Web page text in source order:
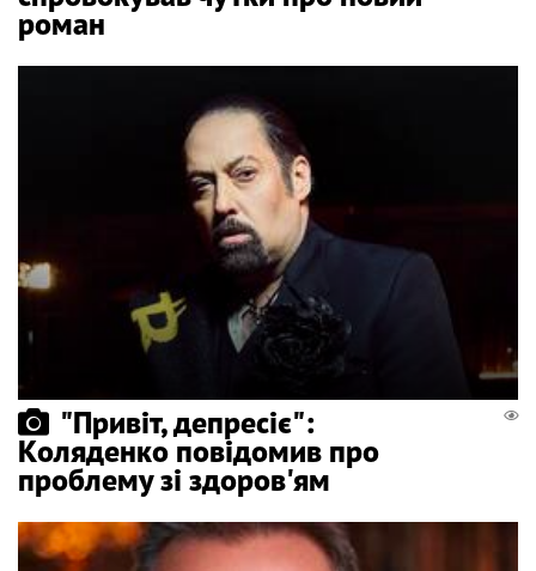
роман
"Привіт, депресіє":
Коляденко повідомив про
проблему зі здоров'ям